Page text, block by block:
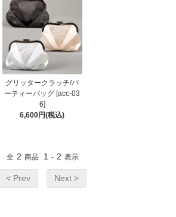
グリッタークラッチ/パ
ーティーバッグ [acc-03
6]
6,600円(税込)
全 2 商品 1 - 2 表示
< Prev Next >